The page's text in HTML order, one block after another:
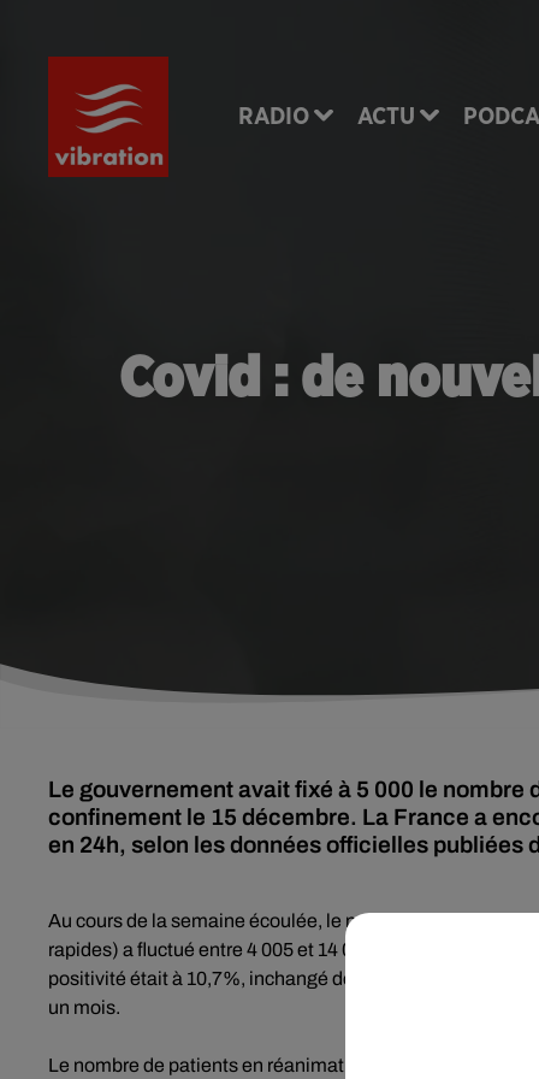
RADIO ACTU
Covid : de
Le gouvernement avait fixé à 5 000 le nombre
confinement le 15 décembre. La France a
en 24h, selon les données officielles publiées
Au cours de la semaine écoulée, le nombre de
rapides) a fluctué entre 4 005 et 14 064, la moyenne
positivité était à 10,7%, inchangé depuis trois jours,
un mois.
Le nombre de patients en réanimation a lui continué à